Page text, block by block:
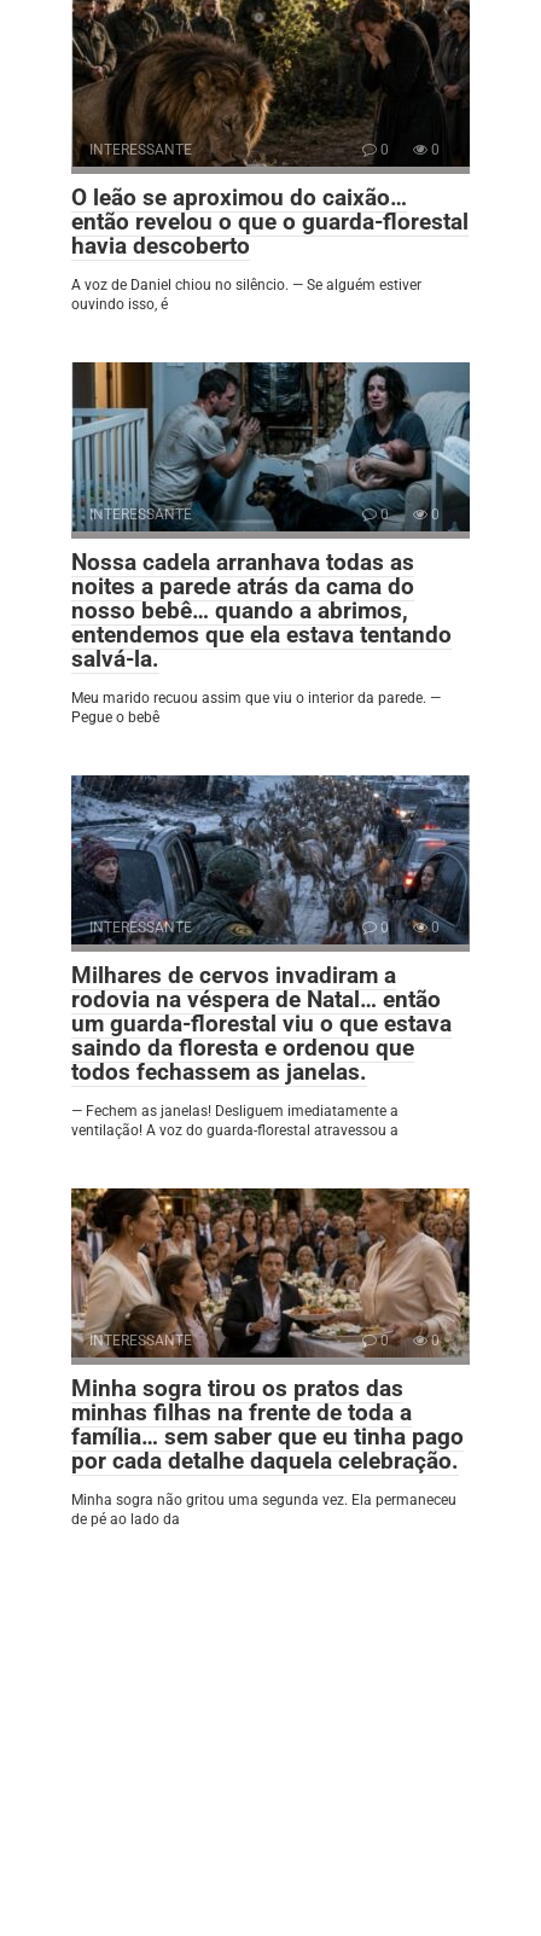
INTERESSANTE 0 0
O leão se aproximou do caixão…
então revelou o que o guarda-florestal
havia descoberto
A voz de Daniel chiou no silêncio. — Se alguém estiver
ouvindo isso, é
INTERESSANTE 0 0
Nossa cadela arranhava todas as
noites a parede atrás da cama do
nosso bebê… quando a abrimos,
entendemos que ela estava tentando
salvá-la.
Meu marido recuou assim que viu o interior da parede. —
Pegue o bebê
INTERESSANTE 0 0
Milhares de cervos invadiram a
rodovia na véspera de Natal… então
um guarda-florestal viu o que estava
saindo da floresta e ordenou que
todos fechassem as janelas.
— Fechem as janelas! Desliguem imediatamente a
ventilação! A voz do guarda-florestal atravessou a
INTERESSANTE 0 0
Minha sogra tirou os pratos das
minhas filhas na frente de toda a
família… sem saber que eu tinha pago
por cada detalhe daquela celebração.
Minha sogra não gritou uma segunda vez. Ela permaneceu
de pé ao lado da